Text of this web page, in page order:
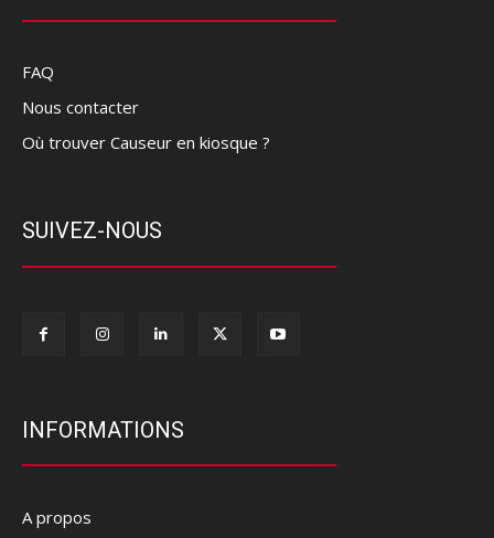
FAQ
Nous contacter
Où trouver Causeur en kiosque ?
SUIVEZ-NOUS
INFORMATIONS
A propos